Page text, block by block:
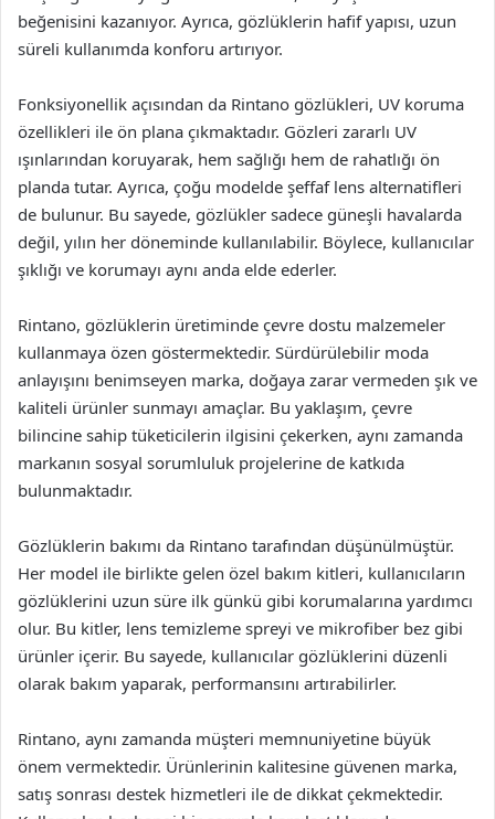
beğenisini kazanıyor. Ayrıca, gözlüklerin hafif yapısı, uzun
süreli kullanımda konforu artırıyor.
Fonksiyonellik açısından da Rintano gözlükleri, UV koruma
özellikleri ile ön plana çıkmaktadır. Gözleri zararlı UV
ışınlarından koruyarak, hem sağlığı hem de rahatlığı ön
planda tutar. Ayrıca, çoğu modelde şeffaf lens alternatifleri
de bulunur. Bu sayede, gözlükler sadece güneşli havalarda
değil, yılın her döneminde kullanılabilir. Böylece, kullanıcılar
şıklığı ve korumayı aynı anda elde ederler.
Rintano, gözlüklerin üretiminde çevre dostu malzemeler
kullanmaya özen göstermektedir. Sürdürülebilir moda
anlayışını benimseyen marka, doğaya zarar vermeden şık ve
kaliteli ürünler sunmayı amaçlar. Bu yaklaşım, çevre
bilincine sahip tüketicilerin ilgisini çekerken, aynı zamanda
markanın sosyal sorumluluk projelerine de katkıda
bulunmaktadır.
Gözlüklerin bakımı da Rintano tarafından düşünülmüştür.
Her model ile birlikte gelen özel bakım kitleri, kullanıcıların
gözlüklerini uzun süre ilk günkü gibi korumalarına yardımcı
olur. Bu kitler, lens temizleme spreyi ve mikrofiber bez gibi
ürünler içerir. Bu sayede, kullanıcılar gözlüklerini düzenli
olarak bakım yaparak, performansını artırabilirler.
Rintano, aynı zamanda müşteri memnuniyetine büyük
önem vermektedir. Ürünlerinin kalitesine güvenen marka,
satış sonrası destek hizmetleri ile de dikkat çekmektedir.